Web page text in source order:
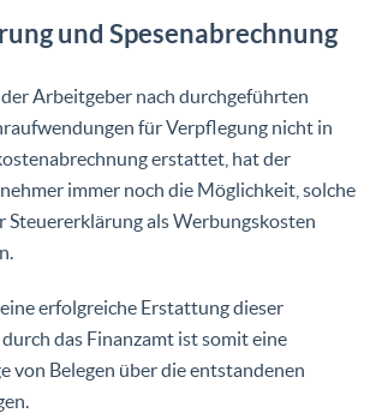
und Spesenabrechnung
der Arbeitgeber nach durchgeführten
für Verpflegung nicht in
erstattet, hat der
immer noch die Möglichkeit, solche
Steuererklärung als Werbungskosten
erfolgreiche Erstattung dieser
das Finanzamt ist somit eine
von Belegen über die entstandenen